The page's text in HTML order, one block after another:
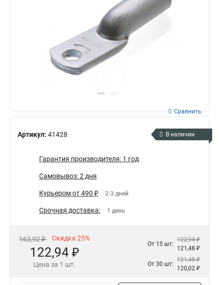
Артикул: 41428
Сравнить
В наличии
Гарантия производителя: 1 год
Самовывоз: 2 дня
Курьером от 490 ₽ 2-3 дней
Срочная доставка: 1 день
163,92 ₽ Скидка 25%
122,94 ₽
Цена за 1 шт.
От 15 шт:
122,94 ₽
121,48 ₽
От 30 шт:
121,48 ₽
120,02 ₽